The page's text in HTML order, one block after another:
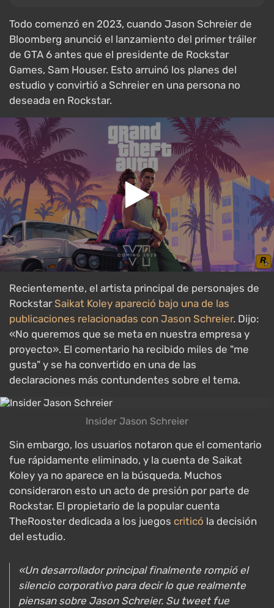
Todo comenzó en 2023, cuando Jason Schreier de
Bloomberg anunció el lanzamiento del primer tráiler
de GTA 6 antes que el presidente de Rockstar
Games, Sam Houser. Esto arruinó los planes del
estudio y convirtió a Schreier en una persona no
deseada en Rockstar.
Recientemente, el artista principal de personajes de
RockstarSaikat Koley apareció bajo una de las
publicaciones relacionadas con Jason Schreier. Dijo:
«No queremos que se meta en nuestra empresa y
proyecto». El comentario ha recibido miles de "me
gusta" y se ha convertido en una de las
declaraciones más contundentes sobre el tema.
Insider Jason Schreier
Sin embargo, los usuarios notaron que el comentario
fue rápidamente eliminado, y la cuenta de Saikat
Koley ya no aparece en la búsqueda. Muchos
consideraron esto un acto de presión por parte de
Rockstar. El propietario de la popular cuenta
TheRooster dedicada a los juegos criticó la decisión
del estudio.
«Un desarrollador principal finalmente rompió el
silencio corporativo para decir lo que realmente
piensan sobre Jason Schreier. Su tweet fue